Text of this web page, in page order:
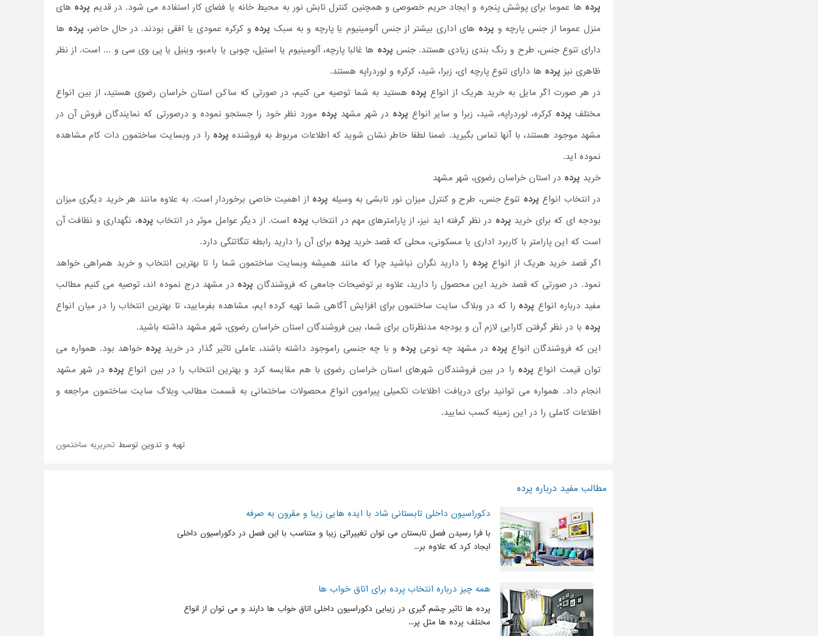
پرده ها عموما برای پوشش پنجره و ایجاد حریم خصوصی و همچنین کنترل تابش نور به محیط خانه یا فضای کار استفاده می شود. در قدیم پرده های
منزل عموما از جنس پارچه و پرده های اداری بیشتر از جنس آلومینیوم یا پارچه و به سبک پرده و کرکره عمودی یا افقی بودند. در حال حاضر، پرده ها
دارای تنوع جنس، طرح و رنگ بندی زیادی هستند. جنس پرده ها غالبا پارچه، آلومینیوم یا استیل، چوبی یا بامبو، وینیل یا پی وی سی و ... است. از نظر
ظاهری نیز پرده ها دارای تنوع پارچه ای، زبرا، شید، کرکره و لوردراپه هستند.
در هر صورت اگر مایل به خرید هریک از انواع پرده هستید به شما توصیه می کنیم، در صورتی که ساکن استان خراسان رضوی هستید، از بین انواع
مختلف پرده کرکره، لوردراپه، شید، زبرا و سایر انواع پرده در شهر مشهد پرده مورد نظر خود را جستجو نموده و درصورتی که نمایندگان فروش آن در
مشهد موجود هستند، با آنها تماس بگیرید. ضمنا لطفا خاطر نشان شوید که اطلاعات مربوط به فروشنده پرده را در وبسایت ساختمون دات کام مشاهده
نموده اید.
خرید پرده در استان خراسان رضوی، شهر مشهد
در انتخاب انواع پرده تنوع جنس، طرح و کنترل میزان نور تابشی به وسیله پرده از اهمیت خاصی برخوردار است. به علاوه مانند هر خرید دیگری میزان
بودجه ای که برای خرید پرده در نظر گرفته اید نیز، از پارامترهای مهم در انتخاب پرده است. از دیگر عوامل موثر در انتخاب پرده، نگهداری و نظافت آن
است که این پارامتر با کاربرد اداری یا مسکونی، محلی که قصد خرید پرده برای آن را دارید رابطه تنگاتنگی دارد.
اگر قصد خرید هریک از انواع پرده را دارید نگران نباشید چرا که مانند همیشه وبسایت ساختمون شما را تا بهترین انتخاب و خرید همراهی خواهد
نمود. در صورتی که قصد خرید این محصول را دارید، علاوه بر توضیحات جامعی که فروشندگان پرده در مشهد درج نموده اند، توصیه می کنیم مطالب
مفید درباره انواع پرده را که در وبلاگ سایت ساختمون برای افزایش آگاهی شما تهیه کرده ایم، مشاهده بفرمایید، تا بهترین انتخاب را در میان انواع
پرده با در نظر گرفتن کارایی لازم آن و بودجه مدنظرتان برای شما، بین فروشندگان استان خراسان رضوی، شهر مشهد داشته باشید.
این که فروشندگان انواع پرده در مشهد چه نوعی پرده و با چه جنسی راموجود داشته باشند، عاملی تاثیر گذار در خرید پرده خواهد بود. همواره می
توان قیمت انواع پرده را در بین فروشندگان شهرهای استان خراسان رضوی با هم مقایسه کرد و بهترین انتخاب را در بین انواع پرده در شهر مشهد
انجام داد. همواره می توانید برای دریافت اطلاعات تکمیلی پیرامون انواع محصولات ساختمانی به قسمت مطالب وبلاگ سایت ساختمون مراجعه و
اطلاعات کاملی را در این زمینه کسب نمایید.
تهیه و تدوین توسط تحریریه ساختمون
مطالب مفید درباره پرده
دکوراسیون داخلی تابستانی شاد با ایده هایی زیبا و مقرون به صرفه
با فرا رسیدن فصل تابستان می توان تغییراتی زیبا و متناسب با این فصل در دکوراسیون داخلی
ایجاد کرد که علاوه بر...
همه چیز درباره انتخاب پرده برای اتاق خواب ها
پرده ها تاثیر چشم گیری در زیبایی دکوراسیون داخلی اتاق خواب ها دارند و می توان از انواع
مختلف پرده ها مثل پر...